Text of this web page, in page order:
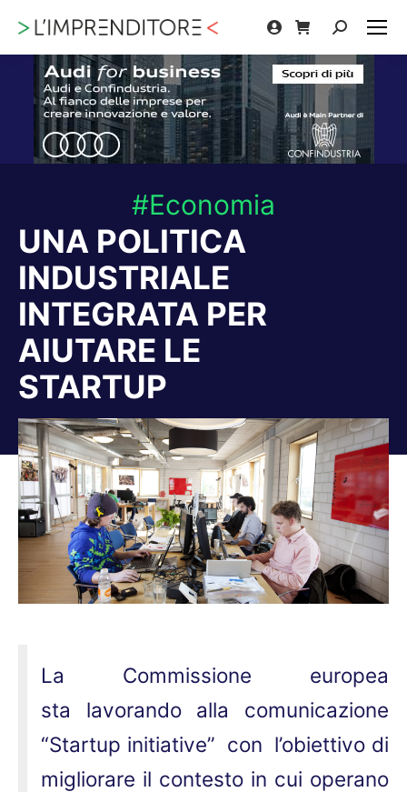
Cerca:
#Economia
UNA POLITICA
INDUSTRIALE
INTEGRATA PER
AIUTARE LE
STARTUP
Tu sei qui:
La Commissione europea
sta lavorando alla comunicazione
“Startup initiative” con l’obiettivo di
migliorare il contesto in cui operano